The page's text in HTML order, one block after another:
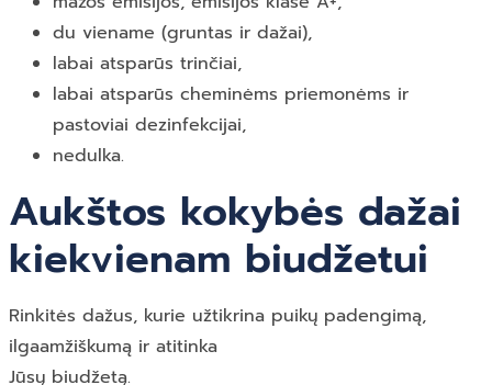
du viename (gruntas ir dažai),
labai atsparūs trinčiai,
labai atsparūs cheminėms priemonėms ir
pastoviai dezinfekcijai,
nedulka.
Aukštos kokybės dažai
kiekvienam biudžetui
Rinkitės dažus, kurie užtikrina puikų padengimą,
ilgaamžiškumą ir atitinka
Jūsų biudžetą.